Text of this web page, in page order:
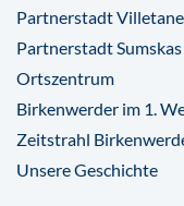
Partnerstadt
Partnerstadt Sumskas
Ortszentrum
Birkenwerder im 1.
Zeitstrahl
Unsere Geschichte